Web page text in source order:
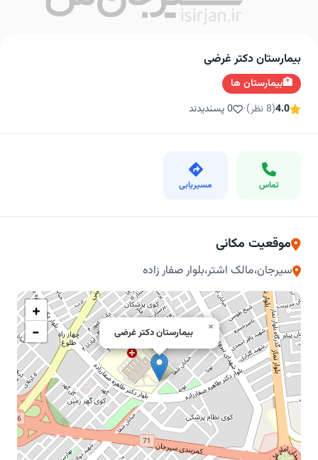
بیمارستان دکتر غرضی
🏥بیمارستان ها
4.0(8 نظر) • 0 پسندیدند
تماس مسیریابی
موقعیت مکانی
سیرجان،مالک اشتر،بلوار صفار زاده
بیمارستان دکتر غرضی ×
+
−